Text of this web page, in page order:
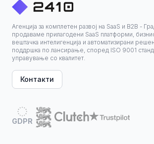
Агенција за комплетен развој на SaaS и B2B -
продаваме прилагодени SaaS платформи,
вештачка интелигенција и автоматизирани
поддршка по лансирање, според ISO 9001
управување со квалитет.
Контакти
GDPR